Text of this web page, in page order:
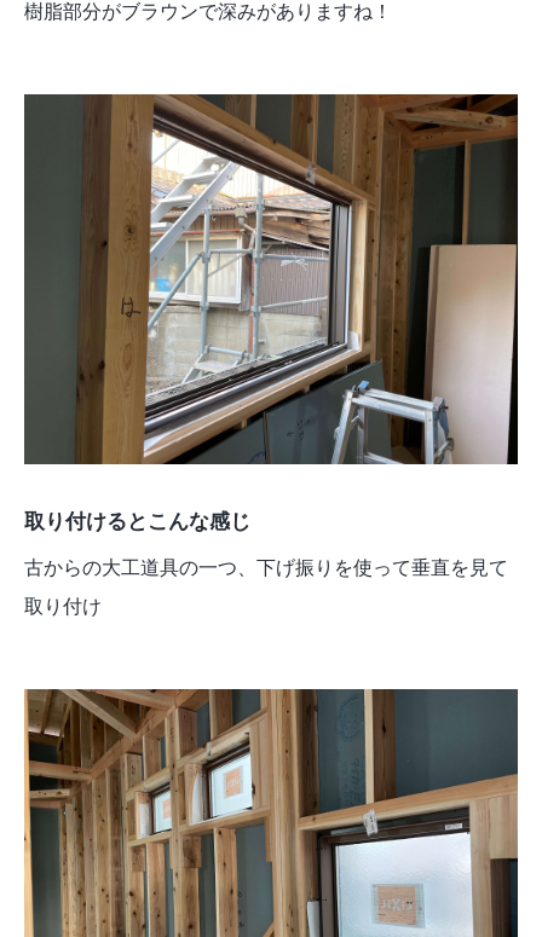
樹脂部分がブラウンで深みがありますね！
取り付けるとこんな感じ
古からの大工道具の一つ、下げ振りを使って垂直を見て
取り付け